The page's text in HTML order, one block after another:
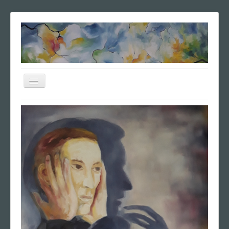
Navigation
Home
Poesie
Ausstellungen
Vierseitenbilder
Galerie
Anfrage